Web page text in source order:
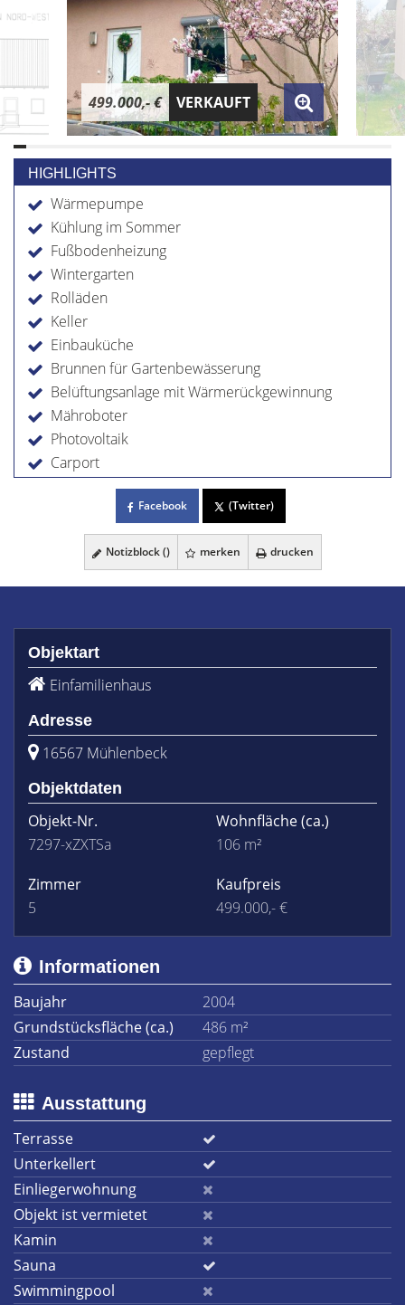
499.000,- € VERKAUFT
HIGHLIGHTS
Wärmepumpe
Kühlung im Sommer
Fußbodenheizung
Wintergarten
Rolläden
Keller
Einbauküche
Brunnen für Gartenbewässerung
Belüftungsanlage mit Wärmerückgewinnung
Mähroboter
Photovoltaik
Carport
Facebook (Twitter)
Notizblock () merken drucken
Objektart
Einfamilienhaus
Adresse
16567 Mühlenbeck
Objektdaten
Objekt-Nr.
7297-xZXTSa
Wohnfläche(ca.)
106 m²
Zimmer
5
Kaufpreis
499.000,- €
Informationen
Baujahr
2004
Grundstücksfläche (ca.)
486 m²
Zustand
gepflegt
Ausstattung
Terrasse
Unterkellert
Einliegerwohnung
Objekt ist vermietet
Kamin
Sauna
Swimmingpool